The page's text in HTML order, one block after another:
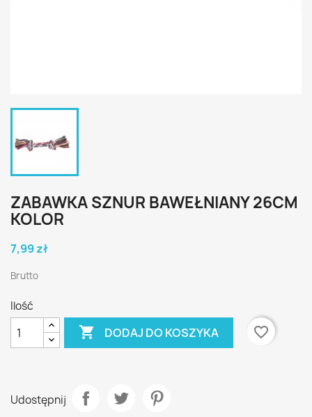
ZABAWKA SZNUR BAWEŁNIANY 26CM
KOLOR
7,99 zł
Brutto
Ilość
 DODAJ DO KOSZYKA favorite_border
Udostępnij